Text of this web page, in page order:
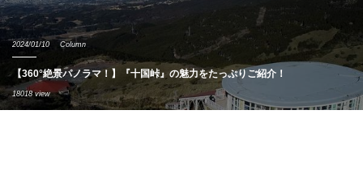
2024/01/10 Column
【360°絶景パノラマ！】『十国峠』の魅力をたっぷりご紹介！
18018 view